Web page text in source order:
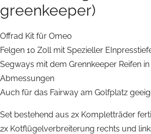
greenkeeper)
Offrad Kit für Omeo
Felgen 10 Zoll mit Spezieller
Segways mit dem Grennkeeper Reifen
Abmessungen
Auch für das Fairway am Golfplatz
Set bestehend aus 2x Kompletträder
2x Kotflügelverbreiterung rechts und